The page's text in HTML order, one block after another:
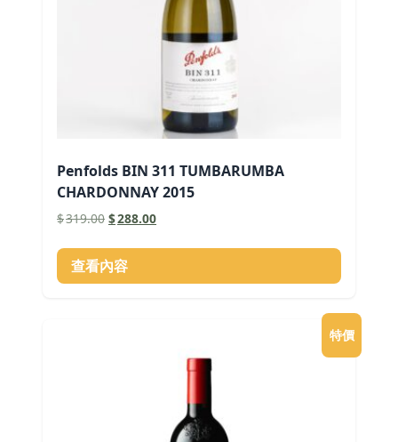
Penfolds BIN 311 TUMBARUMBA
CHARDONNAY 2015
$319.00 原
價
格：
$319.00。
$288.00目
價
$288.00。
查看內容
特價